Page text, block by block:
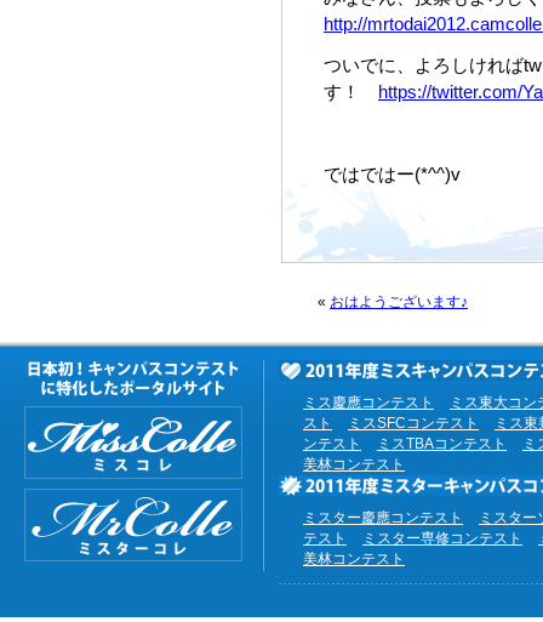
http://
ついでに、よろしければ
す！ https://twitter.com/
ではではー(*^^)v
« おはようございます♪
ミス慶應コンテスト
ミス東大コン
スト
ミスSFCコンテスト
ミス
ンテスト
ミスTBAコンテスト
ミ
美林コンテスト
ミスター慶應コンテスト
ミスタ
テスト
ミスター専修コンテスト
美林コンテスト